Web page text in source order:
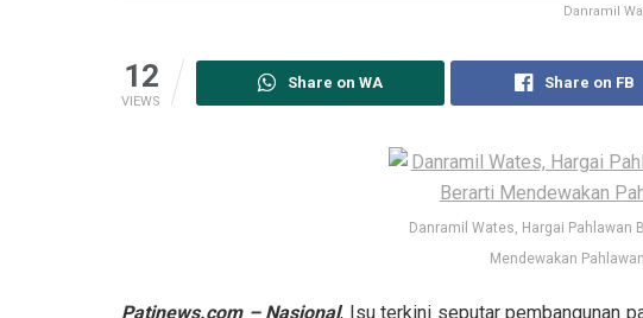
Danramil
12
VIEWS
Share on WA Share on FB
Danramil Wates, Hargai Pahlawan
Mendewakan Pahlawan
Patinews.com – Nasional, Isu terkini seputar pembangunan